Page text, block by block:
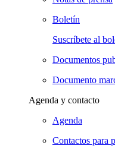
Boletín
Suscríbete al
Documentos
Documento
Agenda y contacto
Agenda
Contactos para